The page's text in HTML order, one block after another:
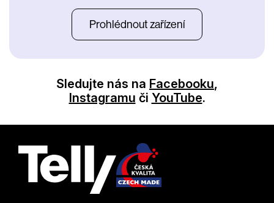
Prohlédnout zařízení
Sledujte nás na Facebooku,
Instagramu či YouTube.